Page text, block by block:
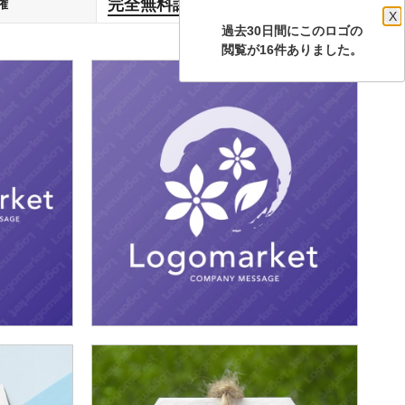
過去30日間にこのロゴの
X
閲覧が16件ありました。